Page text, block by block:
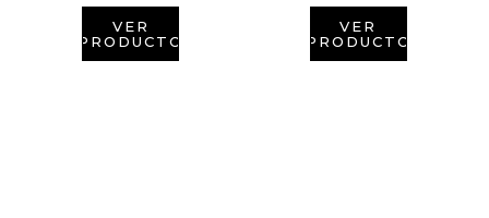
VER
PRODUCTO
VER
PRODUCTO